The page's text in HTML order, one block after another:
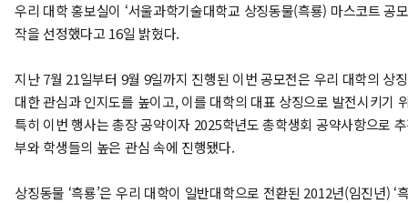
우리 대학 홍보실이 ‘서울과학기술대학교 상징동물(흑룡) 마스코트 공
작을 선정했다고 16일 밝혔다.
지난 7월 21일부터 9월 9일까지 진행된 이번 공모전은 우리 대학의 상징
대한 관심과 인지도를 높이고, 이를 대학의 대표 상징으로 발전시키기
특히 이번 행사는 총장 공약이자 2025학년도 총학생회 공약사항으로
부와 학생들의 높은 관심 속에 진행됐다.
상징동물 ‘흑룡’은 우리 대학이 일반대학으로 전환된 2012년(임진년) ‘